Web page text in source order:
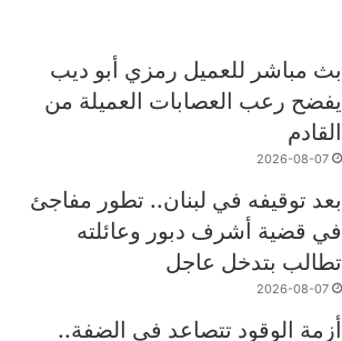
بث مباشر للعميل رمزي أبو ديب
يفضح رعب العصابات العميلة من
القادم
2026-08-07
بعد توقيفه في لبنان.. تطور مفاجئ
في قضية أشرف دبور وعائلته
تطالب بتدخل عاجل
2026-08-07
أزمة الوقود تتصاعد في الضفة..